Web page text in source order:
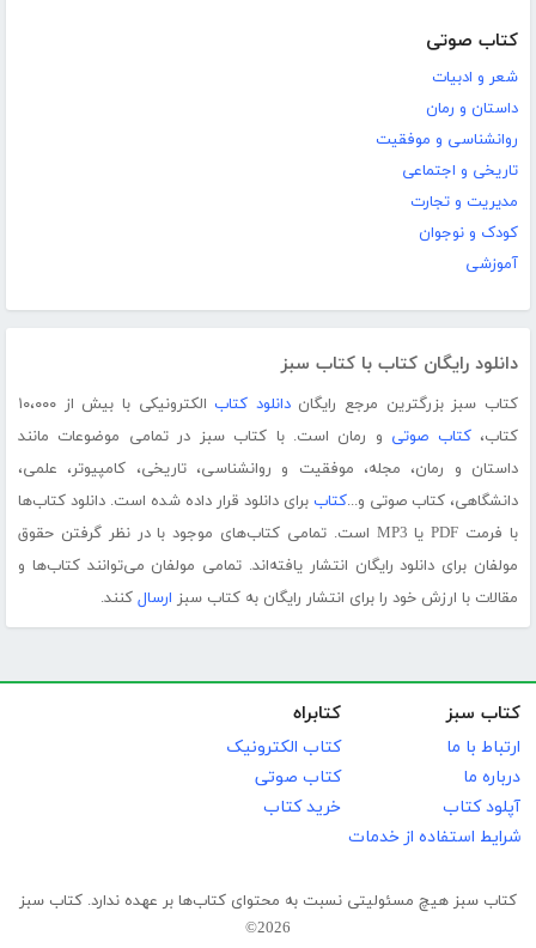
کتاب صوتی
شعر و ادبیات
داستان و رمان
روانشناسی و موفقیت
تاریخی و اجتماعی
مدیریت و تجارت
کودک و نوجوان
آموزشی
دانلود رایگان کتاب با کتاب سبز
کتاب سبز بزرگترین مرجع رایگاندانلود کتاب
الکترونیکی با بیش از ۱۰،۰۰۰
کتاب،کتاب صوتی و رمان است. با کتاب سبز در تمامی موضوعات مانند
داستان و رمان، مجله، موفقیت و روانشناسی، تاریخی، کامپیوتر، علمی،
دانشگاهی، کتاب صوتی و...کتاب برای دانلود قرار داده شده است. دانلود کتاب‌ها
با فرمت PDF یا MP3 است. تمامی کتاب‌های موجود با در نظر گرفتن حقوق
مولفان برای دانلود رایگان انتشار یافته‌اند. تمامی مولفان می‌توانند کتاب‌ها و
مقالات با ارزش خود را برای انتشار رایگان به کتاب سبز ارسال کنند.
کتاب سبز
ارتباط با ما
درباره ما
آپلود کتاب
شرایط استفاده از خدمات
کتابراه
کتاب الکترونیک
کتاب صوتی
خرید کتاب
کتاب سبز هیچ مسئولیتی نسبت به محتوای کتاب‌ها بر عهده ندارد. کتاب سبز
2026©